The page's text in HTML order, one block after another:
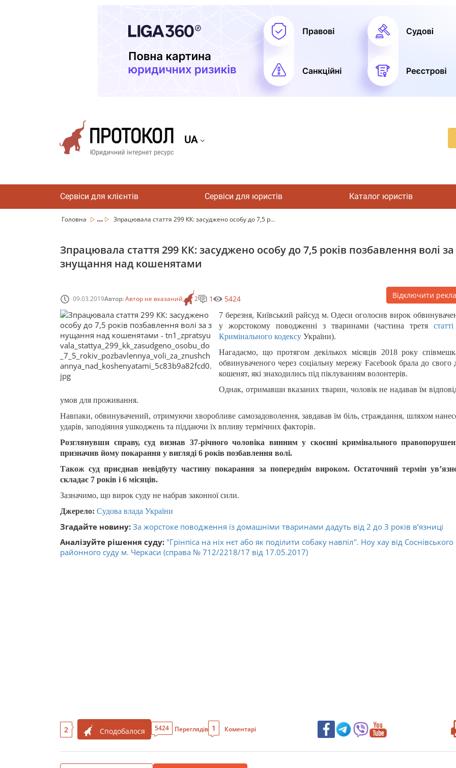
UA
Сервіси для клієнтів Сервіси для юристів Каталог юристів
Головна ... Зпрацювала стаття 299 КК: засуджено особу до 7,5 р...
Зпрацювала стаття 299 КК: засуджено особу до 7,5 років позбавлення волі за
знущання над кошенятами
09.03.2019Автор:Автор не вказаний 2 1 5424 Відключити
7 березня, Київський райсуд м. Одеси оголосив вирок
у жорстокому поводженні з тваринами (частина третястатті
Кримінального кодексу України).
Нагадаємо, що протягом декількох місяців 2018 року
обвинуваченого через соціальну мережу Facebook брала до свого
кошенят, які знаходились під піклуванням волонтерів.
Однак, отримавши вказаних тварин, чоловік не надавав їм
умов для проживання.
Навпаки, обвинувачений, отримуючи хворобливе самозадоволення, завдавав їм біль, страждання, шляхом
ударів, заподіяння ушкоджень та піддаючи їх впливу термічних факторів.
Розглянувши справу, суд визнав 37-річного чоловіка винним у скоєнні кримінального
призначив йому покарання у вигляді 6 років позбавлення волі.
Також суд приєднав невідбуту частину покарання за попереднім вироком. Остаточний термін
складає 7 років і 6 місяців.
Зазначимо, що вирок суду не набрав законної сили.
Джерело: Судова влада України
Згадайте новину: За жорстоке поводження із домашніми тваринами дадуть від 2 до 3 років в’язниці
Аналізуйте рішення суду: "Грінпіса на ніх нєт або як поділити собаку навпіл". Ноу хау від Соснівського
районного суду м. Черкаси (справа № 712/2218/17 від 17.05.2017)
2 Сподобалося 5424 Переглядів 1 Коментарі